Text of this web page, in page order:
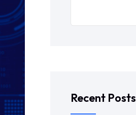
Recent Posts